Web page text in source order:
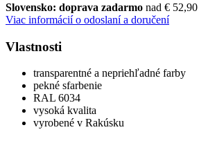
Slovensko: doprava zadarmo nad € 52,90
Viac informácií o odoslaní a doručení
Vlastnosti
transparentné a nepriehľadné farby
pekné sfarbenie
RAL 6034
vysoká kvalita
vyrobené v Rakúsku